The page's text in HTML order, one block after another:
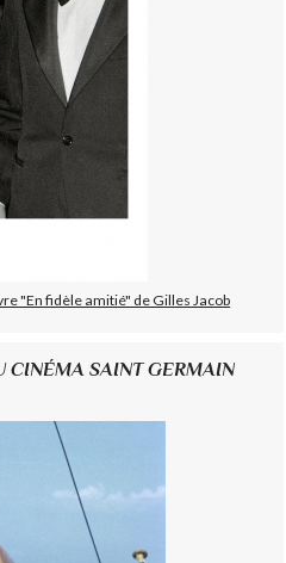
"En fidèle amitié" de Gilles Jacob
CINÉMA SAINT GERMAIN